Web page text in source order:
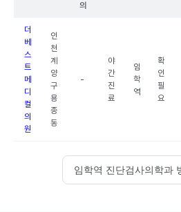
의
더
베
스
트
메
디
컬
의
원
인
천
계
양
구
용
종
동
-
야
간
진
료
임
학
역
확
인
필
요
임학역 진단검사의학과